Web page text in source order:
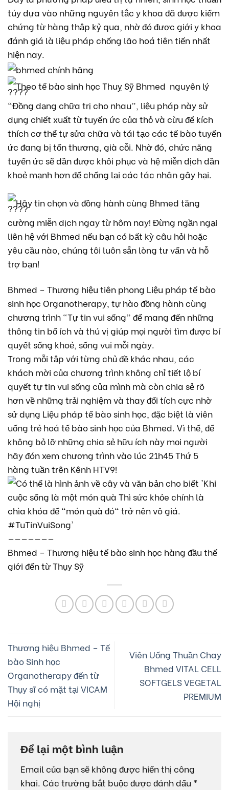
túy dựa vào những nguyên tắc y khoa đã được kiểm
chứng từ hàng thập kỷ qua, nhờ đó được giới y khoa
đánh giá là liệu pháp chống lão hoá tiên tiến nhất
hiện nay.
Theo tế bào sinh học Thuỵ Sỹ Bhmed nguyên lý
“Đồng dạng chữa trị cho nhau”, liệu pháp này sử
dụng chiết xuất từ tuyến ức của thỏ và cừu để kích
thích cơ thể tự sửa chữa và tái tạo các tế bào tuyến
ức đang bị tổn thương, già cỗi. Nhờ đó, chức năng
tuyến ức sẽ dần được khôi phục và hệ miễn dịch dần
khoẻ mạnh hơn để chống lại các tác nhân gây hại.
Hãy tin chọn và đồng hành cùng Bhmed tăng
cường miễn dịch ngay từ hôm nay! Đừng ngần ngại
liên hệ với Bhmed nếu bạn có bất kỳ câu hỏi hoặc
yêu cầu nào, chúng tôi luôn sẵn lòng tư vấn và hỗ
trợ bạn!
Bhmed – Thương hiệu tiên phong Liệu pháp tế bào
sinh học Organotherapy, tự hào đồng hành cùng
chương trình “Tự tin vui sống” để mang đến những
thông tin bổ ích và thú vị giúp mọi người tìm được bí
quyết sống khoẻ, sống vui mỗi ngày.
Trong mỗi tập với từng chủ đề khác nhau, các
khách mời của chương trình không chỉ tiết lộ bí
quyết tự tin vui sống của mình mà còn chia sẻ rõ
hơn về những trải nghiệm và thay đổi tích cực nhờ
sử dụng Liệu pháp tế bào sinh học, đặc biệt là viên
uống trẻ hoá tế bào sinh học của Bhmed. Vì thế, để
không bỏ lỡ những chia sẻ hữu ích này mọi người
hãy đón xem chương trình vào lúc 21h45 Thứ 5
hàng tuần trên Kênh HTV9!
———————
Bhmed – Thương hiệu tế bào sinh học hàng đầu thế
giới đến từ Thụy Sỹ
Thương hiệu Bhmed – Tế
bào Sinh học
Organotherapy đến từ
Thụy sĩ có mặt tại VICAM
Hội nghị
Viên Uống Thuần Chay
Bhmed VITAL CELL
SOFTGELS VEGETAL
PREMIUM
Để lại một bình luận
Email của bạn sẽ không được hiển thị công
khai. Các trường bắt buộc được đánh dấu *